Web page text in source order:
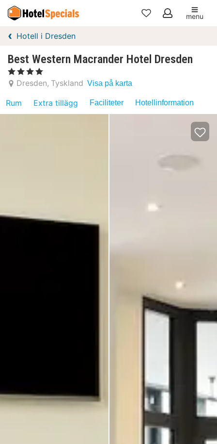
Mina
menu
Hotell i Dresden
Best Western Macrander Hotel Dresden
, 4 Stjärnor
Dresden Tyskland Visa på karta
Rum Extra tillägg Faciliteter Hotellinformation